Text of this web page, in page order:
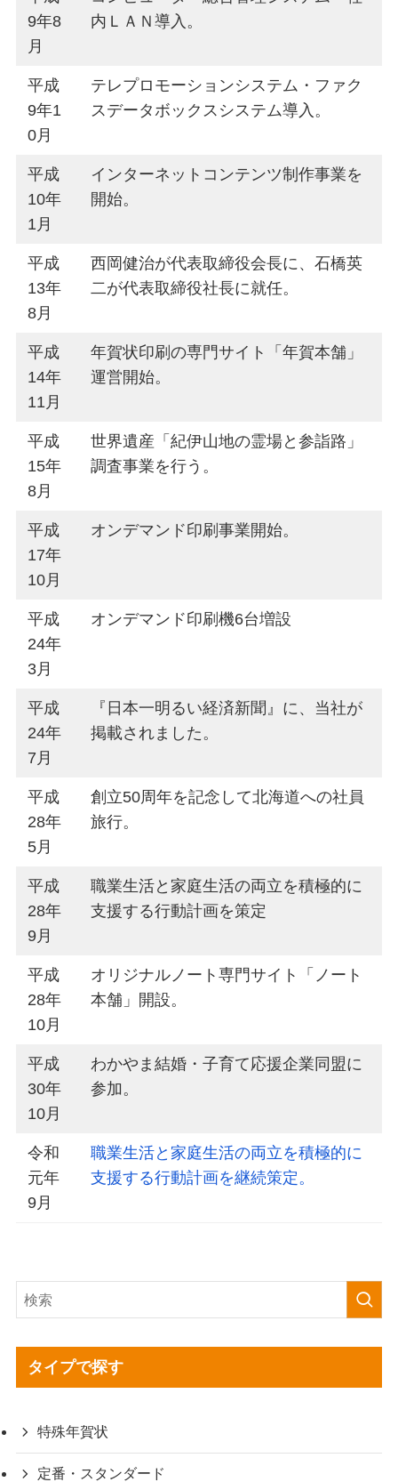
9年8
月
内ＬＡＮ導入。
平成
9年1
0月
テレプロモーションシステム・ファク
スデータボックスシステム導入。
平成
10年
1月
インターネットコンテンツ制作事業を
開始。
平成
13年
8月
西岡健治が代表取締役会長に、石橋英
二が代表取締役社長に就任。
平成
14年
11月
年賀状印刷の専門サイト「年賀本舗」
運営開始。
平成
15年
8月
世界遺産「紀伊山地の霊場と参詣路」
調査事業を行う。
平成
17年
10月
オンデマンド印刷事業開始。
平成
24年
3月
オンデマンド印刷機6台増設
平成
24年
7月
『日本一明るい経済新聞』に、当社が
掲載されました。
平成
28年
5月
創立50周年を記念して北海道への社員
旅行。
平成
28年
9月
職業生活と家庭生活の両立を積極的に
支援する行動計画を策定
平成
28年
10月
オリジナルノート専門サイト「ノート
本舗」開設。
平成
30年
10月
わかやま結婚・子育て応援企業同盟に
参加。
令和
元年
9月
職業生活と家庭生活の両立を積極的に
支援する行動計画を継続策定。
タイプで探す
特殊年賀状
定番・スタンダード